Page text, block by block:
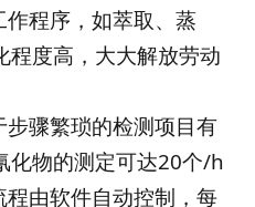
作程序，如萃取、蒸
程度高，大大解放劳动
步骤繁琐的检测项目有
化物的测定可达20个/h
程由软件自动控制，每